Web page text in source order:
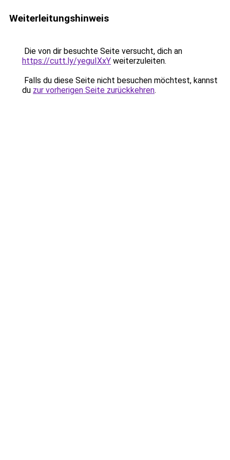
Weiterleitungshinweis
Die von dir besuchte Seite versucht, dich an
https://cutt.ly/yeguIXxY weiterzuleiten.
Falls du diese Seite nicht besuchen möchtest, kannst
du zur vorherigen Seite zurückkehren.